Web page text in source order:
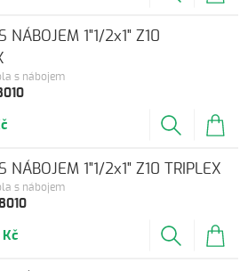
s nábojem
NÁBOJEM 1"1/2x1" Z10
s nábojem
NÁBOJEM 1"1/2x1" Z10 TRIPLEX